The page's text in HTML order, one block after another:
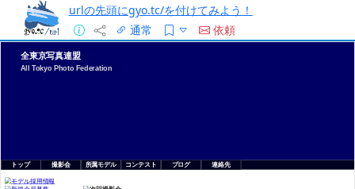
urlの先頭にgyo.tc/を付けてみよう！
通常
依頼